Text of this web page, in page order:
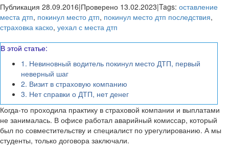
Публикация 28.09.2016|Проверено 13.02.2023|Tags: оставление
места дтп, покинул место дтп, покинул место дтп последствия,
страховка каско, уехал с места дтп
В этой статье:
1. Невиновный водитель покинул место ДТП, первый
неверный шаг
2. Визит в страховую компанию
3. Нет справки о ДТП, нет денег
Когда-то проходила практику в страховой компании и выплатами
не занималась. В офисе работал аварийный комиссар, который
был по совместительству и специалист по урегулированию. А мы
студенты, только договора заключали.